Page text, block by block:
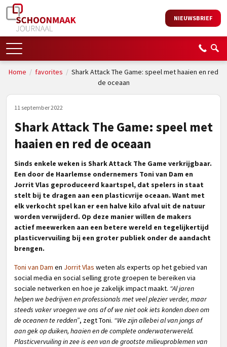
NIEUWSBRIEF
Home / favorites / Shark Attack The Game: speel met haaien en red
de oceaan
11 september 2022
Shark Attack The Game: speel met
haaien en red de oceaan
Sinds enkele weken is Shark Attack The Game verkrijgbaar.
Een door de Haarlemse ondernemers Toni van Dam en
Jorrit Vlas geproduceerd kaartspel, dat spelers in staat
stelt bij te dragen aan een plasticvrije oceaan. Want met
elk verkocht spel kan er een halve kilo afval uit de natuur
worden verwijderd. Op deze manier willen de makers
actief meewerken aan een betere wereld en tegelijkertijd
plasticvervuiling bij een groter publiek onder de aandacht
brengen.
Toni van Dam en Jorrit Vlas weten als experts op het gebied van
social media en social selling grote groepen te bereiken via
sociale netwerken en hoe je zakelijk impact maakt. “Al jaren
helpen we bedrijven en professionals met veel plezier verder, maar
steeds vaker vroegen we ons af of we niet ook iets konden doen om
de oceanen te redden”, zegt Toni. “We zijn allebei al van jongs af
aan gek op duiken, haaien en de complete onderwaterwereld.
Plasticvervuiling in zee is een van de grootste milieuproblemen van